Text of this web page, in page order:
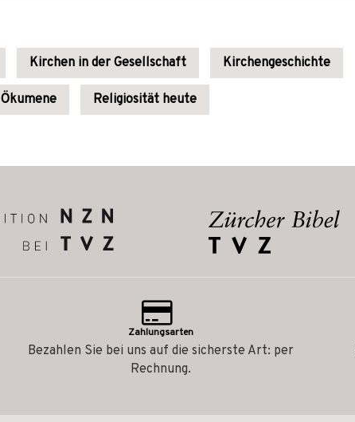
Kirchen in der Gesellschaft Kirchengeschichte
Ökumene Religiosität heute
Zahlungsarten
Bezahlen Sie bei uns auf die sicherste Art: per
Rechnung.